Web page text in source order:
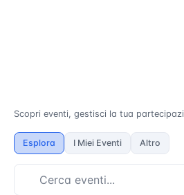
Scopri eventi, gestisci la tua
Esplora I Miei Eventi Altro